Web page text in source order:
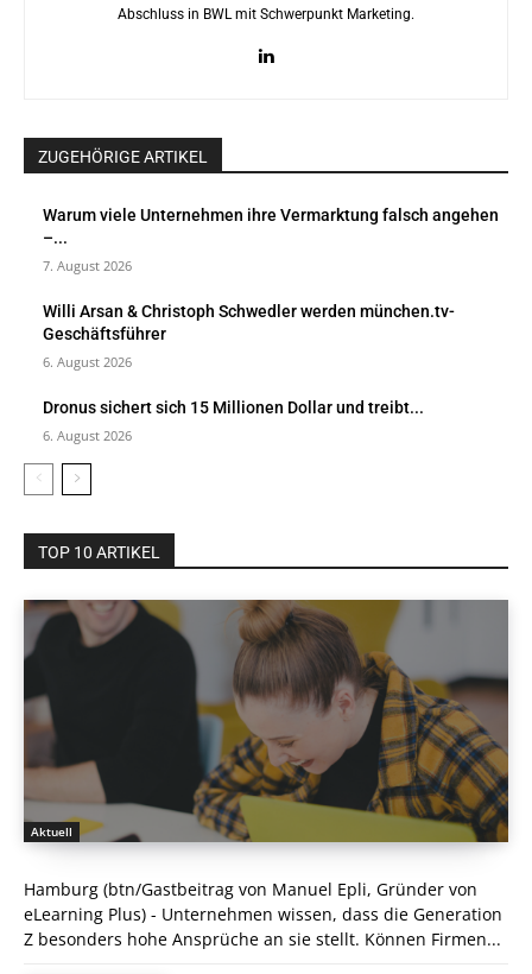
Abschluss in BWL mit Schwerpunkt Marketing.
ZUGEHÖRIGE ARTIKEL
Warum viele Unternehmen ihre Vermarktung falsch angehen
–...
7. August 2026
Willi Arsan & Christoph Schwedler werden münchen.tv-
Geschäftsführer
6. August 2026
Dronus sichert sich 15 Millionen Dollar und treibt...
6. August 2026
TOP 10 ARTIKEL
Aktuell
Hamburg (btn/Gastbeitrag von Manuel Epli, Gründer von
eLearning Plus) - Unternehmen wissen, dass die Generation
Z besonders hohe Ansprüche an sie stellt. Können Firmen...